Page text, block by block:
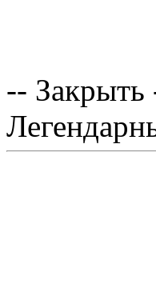
-- Закрыть